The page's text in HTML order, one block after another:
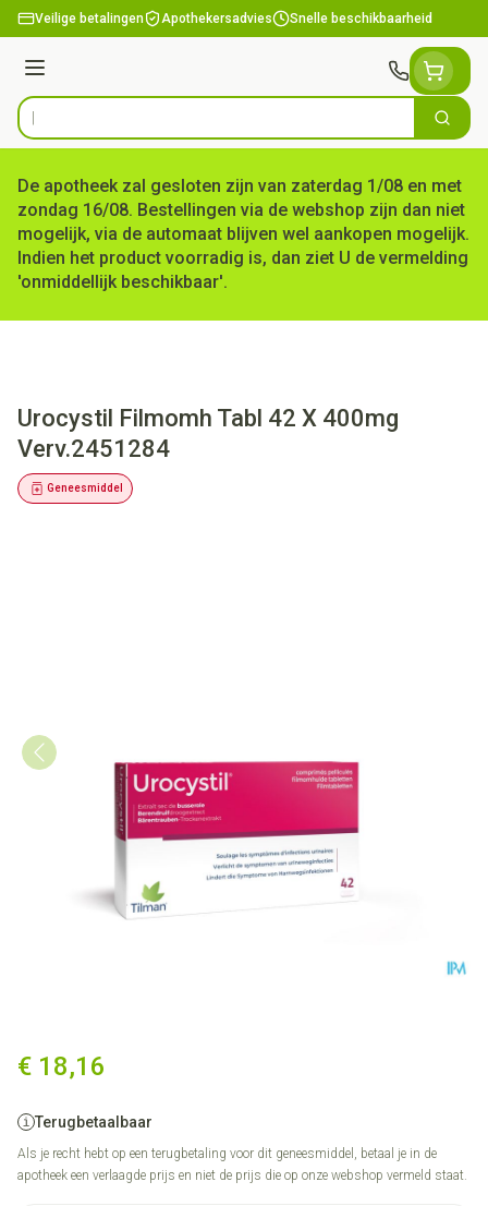
Ga naar de inhoud
Veilige betalingen Apothekersadvies Snelle beschikbaarheid
Menu
Product, merk, categorie... Zoek
De apotheek zal gesloten zijn van zaterdag 1/08 en met
zondag 16/08. Bestellingen via de webshop zijn dan niet
mogelijk, via de automaat blijven wel aankopen mogelijk.
Indien het product voorradig is, dan ziet U de vermelding
'onmiddellijk beschikbaar'.
Urocystil Filmomh Tabl 42 X 400mg
Verv.2451284
Geneesmiddel
€ 18,16
Terugbetaalbaar
Als je recht hebt op een terugbetaling voor dit geneesmiddel, betaal je in de
apotheek een verlaagde prijs en niet de prijs die op onze webshop vermeld staat.